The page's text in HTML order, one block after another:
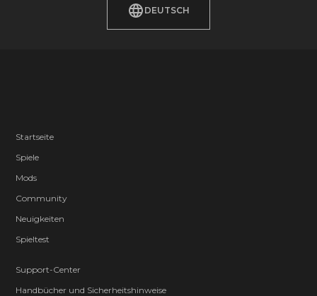
DEUTSCH
Startseite
Spiele
Mods
Community
Neuigkeiten
Spieltest
Support-Center
Handbücher und Sicherheitshinweise